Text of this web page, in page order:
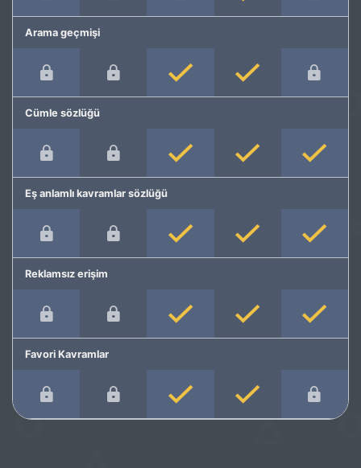
Arama geçmişi
Cümle sözlüğü
Eş anlamlı kavramlar sözlüğü
Reklamsız erişim
Favori Kavramlar